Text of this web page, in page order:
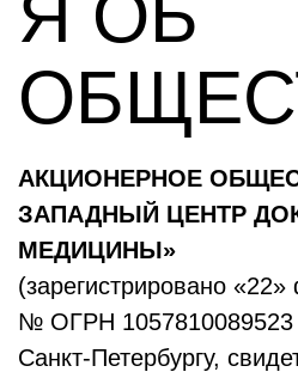
АКЦИОНЕРНОЕ
ЗАПАДНЫЙ ЦЕНТР
МЕДИЦИНЫ»
(зарегистрировано
№ ОГРН
Санкт-Петербургу,